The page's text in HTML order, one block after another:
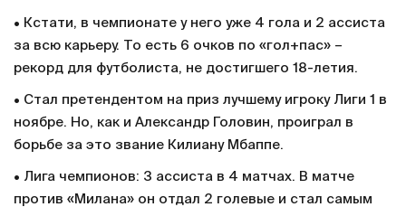
• Кстати, в чемпионате у него уже 4 гола и 2 ассиста
за всю карьеру. То есть 6 очков по «гол+пас» –
рекорд для футболиста, не достигшего 18-летия.
• Стал претендентом на приз лучшему игроку Лиги 1 в
ноябре. Но, как и Александр Головин, проиграл в
борьбе за это звание Килиану Мбаппе.
• Лига чемпионов: 3 ассиста в 4 матчах. В матче
против «Милана» он отдал 2 голевые и стал самым